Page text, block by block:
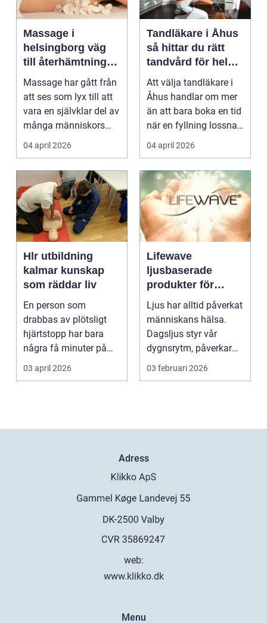
Massage i
helsingborg väg
till återhämtning
och hållbar hälsa
Massage har gått från
att ses som lyx till att
vara en självklar del av
många människors
friskvård. ...
04 april 2026
Tandläkare i Åhus
så hittar du rätt
tandvård för hela
familjen
Att välja tandläkare i
Åhus handlar om mer
än att bara boka en tid
när en fyllning lossnar
eller en ...
04 april 2026
Hlr utbildning
kalmar kunskap
som räddar liv
En person som
drabbas av plötsligt
hjärtstopp har bara
några få minuter på
sig. För varje minut
03 april 2026
Lifewave
ljusbaserade
produkter för
hälsa och
välbefinnande
Ljus har alltid påverkat
människans hälsa.
Dagsljus styr vår
dygnsrytm, påverkar
humör, sömn och ene...
03 februari 2026
Adress
web:
www.klikko.dk
Menu